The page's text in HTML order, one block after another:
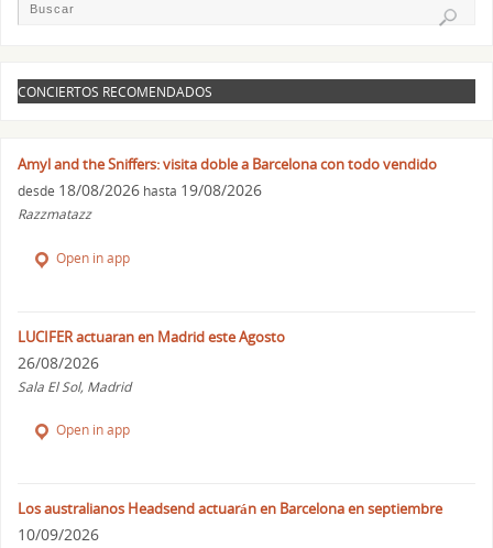
CONCIERTOS RECOMENDADOS
Amyl and the Sniffers: visita doble a Barcelona con todo vendido
desde 18/08/2026 hasta 19/08/2026
Razzmatazz
Open in app
LUCIFER actuaran en Madrid este Agosto
26/08/2026
Sala El Sol, Madrid
Open in app
Los australianos Headsend actuarán en Barcelona en septiembre
10/09/2026